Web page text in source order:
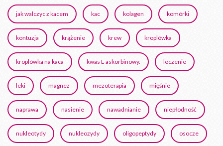
jak walczyc z kacem kac kolagen komórki
kontuzja krążenie krew kroplówka
kroplówka na kaca kwas L-askorbinowy. leczenie
leki magnez mezoterapia mięśnie
naprawa nasienie nawadnianie niepłodność
nukleotydy nukleozydy oligopeptydy osocze